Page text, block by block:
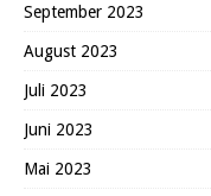
September 2023
August 2023
Juli 2023
Juni 2023
Mai 2023